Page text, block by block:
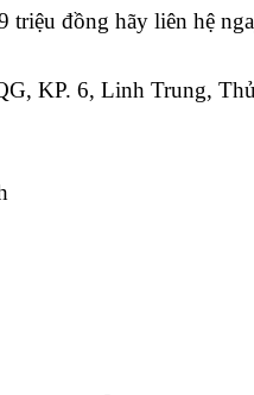
đồng hãy liên hệ
KP. 6, Linh Trung,